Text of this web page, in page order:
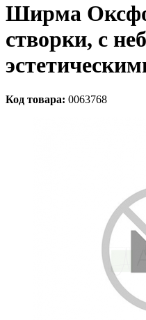
Ширма
створки, с
Код товара: 0063768